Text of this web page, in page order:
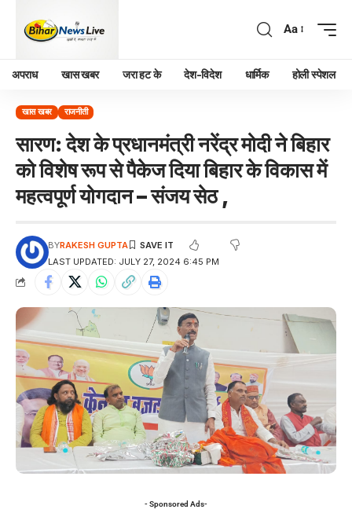
Aa
अपराध खास खबर जरा हट के देश-विदेश धार्मिक होली स्पेशल
खास खबर राजनीती
सारण: देश के प्रधानमंत्री नरेंद्र मोदी ने बिहार
को विशेष रूप से पैकेज दिया बिहार के विकास में
महत्वपूर्ण योगदान – संजय सेठ ,
LAST UPDATED: JULY 27, 2024 6:45 PM
BYRAKESH GUPTA
- Sponsored Ads-